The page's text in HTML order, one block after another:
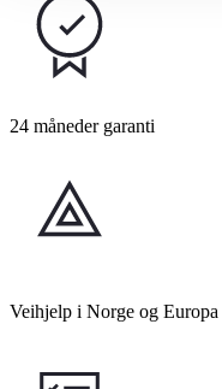
24 måneder garanti
Veihjelp i Norge og Europa